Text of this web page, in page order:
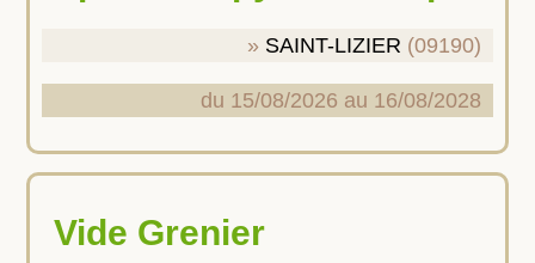
SAINT-LIZIER (09190)
du 15/08/2026 au 16/08/2028
Vide Grenier